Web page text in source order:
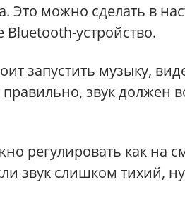
Это можно сделать в
устройство.
запустить музыку,
правильно, звук должен
регулировать как на
звук слишком тихий,